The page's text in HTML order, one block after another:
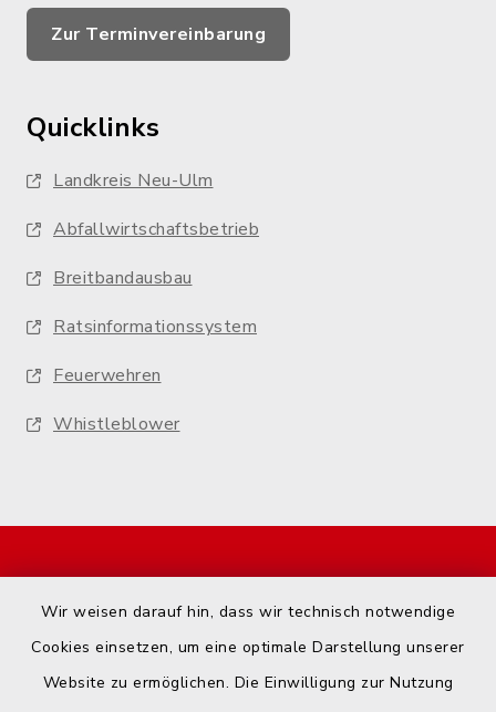
Wir weisen darauf hin, dass wir technisch notwendige
Cookies einsetzen, um eine optimale Darstellung unserer
Website zu ermöglichen. Die Einwilligung zur Nutzung
Zur Terminvereinbarung
Quicklinks
Landkreis Neu-Ulm
Abfallwirtschaftsbetrieb
Breitbandausbau
Ratsinformationssystem
Feuerwehren
Whistleblower
Kontakt